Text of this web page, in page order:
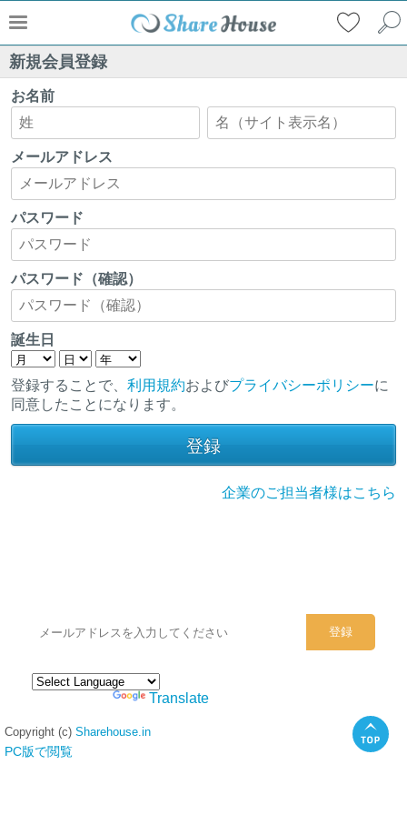
新規会員登録
お名前
メールアドレス
パスワード
パスワード（確認）
誕生日
登録することで、 利用規約およびプライバシーポリシーに
同意したことになります。
企業のご担当者様はこちら
Translate
Copyright (c) Sharehouse.in
PC版で閲覧